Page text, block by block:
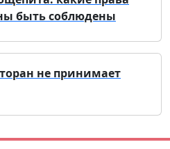
быть соблюдены
не принимает